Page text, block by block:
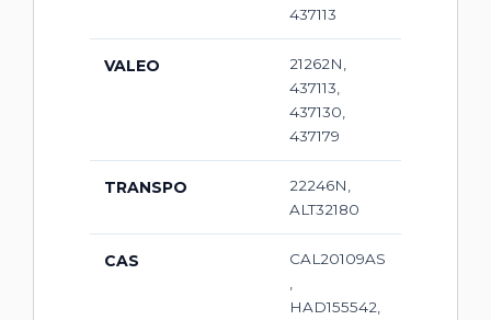
437113
VALEO
21262N,
437113,
437130,
437179
TRANSPO
22246N,
ALT32180
CAS
CAL20109AS
HAD155542,